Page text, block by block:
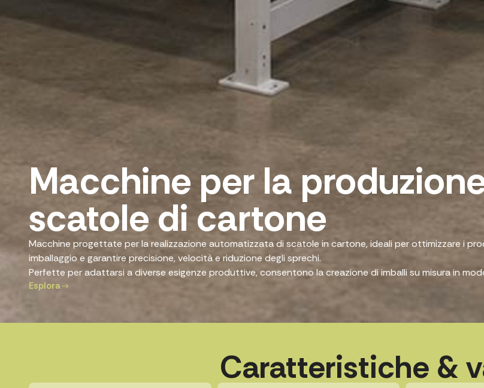
Macchine per la
scatole di cartone
Macchine progettate per la realizzazione automatizzata di scatole in cartone, ideali per ottimizzare i
imballaggio e garantire precisione, velocità e riduzione degli sprechi.
Perfette per adattarsi a diverse esigenze produttive, consentono la creazione di imballi su misura in
Esplora
Caratteristiche &